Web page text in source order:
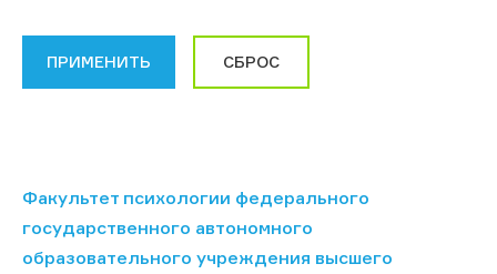
Факультет психологии федерального
государственного автономного
образовательного учреждения высшего